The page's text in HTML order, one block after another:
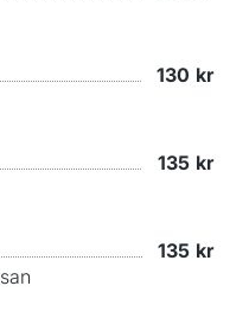
130 kr
135 kr
135 kr